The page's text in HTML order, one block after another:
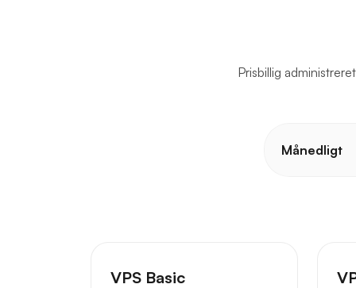
Prisbillig
Månedligt
VPS Basic